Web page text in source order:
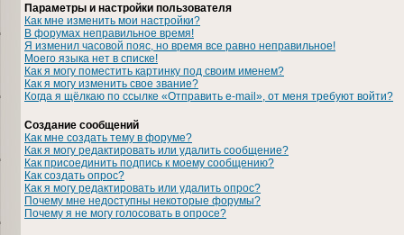
Параметры и настройки пользователя
Как мне изменить мои настройки?
В форумах неправильное время!
Я изменил часовой пояс, но время все равно неправильное!
Моего языка нет в списке!
Как я могу поместить картинку под своим именем?
Как я могу изменить свое звание?
Когда я щёлкаю по ссылке «Отправить e-mail», от меня требуют войти?
Создание сообщений
Как мне создать тему в форуме?
Как я могу редактировать или удалить сообщение?
Как присоединить подпись к моему сообщению?
Как создать опрос?
Как я могу редактировать или удалить опрос?
Почему мне недоступны некоторые форумы?
Почему я не могу голосовать в опросе?